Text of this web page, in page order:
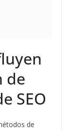
de
SEO
de